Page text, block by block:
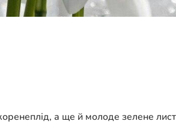
а ще й молоде зелене